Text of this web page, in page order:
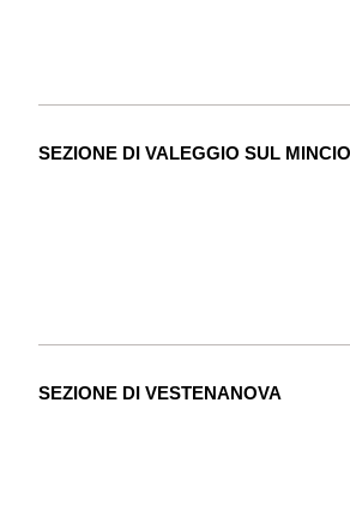
SEZIONE DI VALEGGIO SUL MINCIO
SEZIONE DI VESTENANOVA